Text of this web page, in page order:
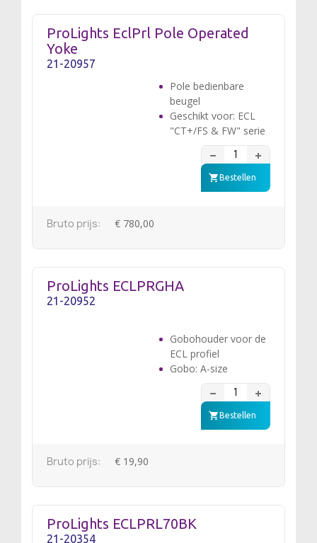
ProLights EclPrl Pole Operated
Yoke
21-20957
Pole bedienbare
beugel
Geschikt voor: ECL
"CT+/FS & FW" serie
Bestellen
Bruto prijs: € 780,00
ProLights ECLPRGHA
21-20952
Gobohouder voor de
ECL profiel
Gobo: A-size
Bestellen
Bruto prijs: € 19,90
ProLights ECLPRL70BK
21-20354